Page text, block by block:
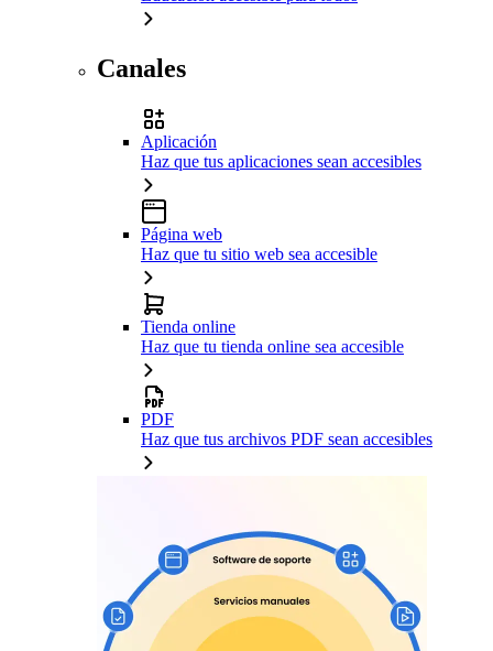
Canales
Aplicación
Haz que tus aplicaciones sean accesibles
Página web
Haz que tu sitio web sea accesible
Tienda online
Haz que tu tienda online sea accesible
PDF
Haz que tus archivos PDF sean accesibles